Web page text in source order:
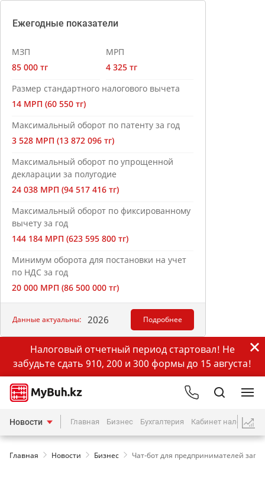
Ежегодные показатели
МЗП
85 000 тг
МРП
4 325 тг
Размер стандартного налогового вычета
14 МРП (60 550 тг)
Максимальный оборот по патенту за год
3 528 МРП (13 872 096 тг)
Максимальный оборот по упрощенной
декларации за полугодие
24 038 МРП (94 517 416 тг)
Максимальный оборот по фиксированному
вычету за год
144 184 МРП (623 595 800 тг)
Минимум оборота для постановки на учет
по НДС за год
20 000 МРП (86 500 000 тг)
Данные актуальны: 2026 Подробнее
Налоговый отчетный период стартовал! Не
забудьте сдать 910, 200 и 300 формы до 15 августа!
Новости Главная Бизнес Бухгалтерия Кабинет
Главная Новости Бизнес Чат-бот для предпринимателей